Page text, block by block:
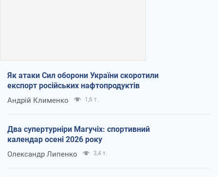
Як атаки Сил оборони України скоротили
експорт російських нафтопродуктів
Андрій Клименко 1,6 т.
Два супертурніри Магучіх: спортивний
календар осені 2026 року
Олександр Липенко 3,4 т.